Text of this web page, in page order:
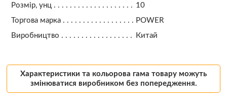
Розмір, унц
10
Торгова марка
POWER
Виробництво
Китай
Характеристики та кольорова гама товару можуть
змінюватися виробником без попередження.